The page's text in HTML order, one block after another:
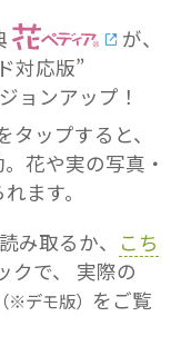
が、
対応版”
ョンアップ！
ップすると、
花や実の写真・
ます。
み取るか、
こち
クで、
実際の
（※デモ版） をご覧